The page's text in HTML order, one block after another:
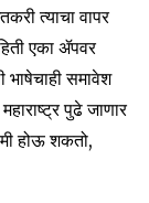
Followers
त्याचा वापर
एका ॲपवर
समावेश
पुढे जाणार
होऊ शकतो,